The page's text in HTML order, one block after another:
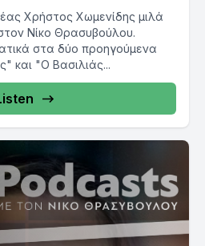
Χρήστος Χωμενίδης μιλά
Νίκο Θρασυβούλου.
στα δύο προηγούμενα
και "Ο Βασιλιάς...